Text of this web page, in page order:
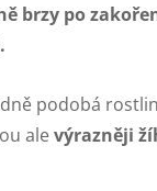
brzy po
podobá
alevýrazněji